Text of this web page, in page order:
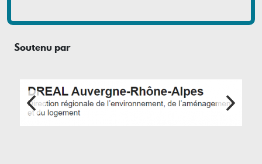
Soutenu par